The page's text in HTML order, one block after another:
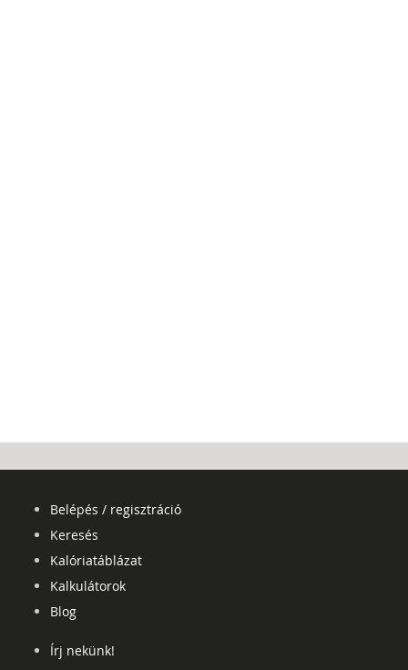
Belépés / regisztráció
Keresés
Kalóriatáblázat
Kalkulátorok
Blog
Írj nekünk!